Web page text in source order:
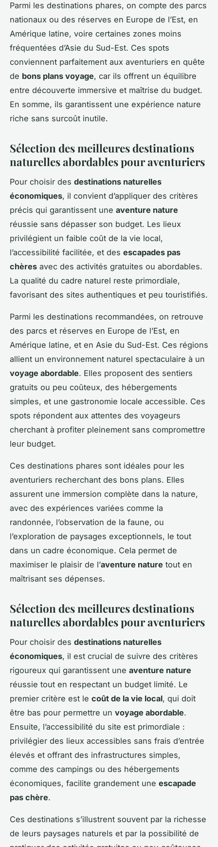
Parmi les destinations phares, on compte des parcs
nationaux ou des réserves en Europe de l’Est, en
Amérique latine, voire certaines zones moins
fréquentées d’Asie du Sud-Est. Ces spots
conviennent parfaitement aux aventuriers en quête
de bons plans voyage, car ils offrent un équilibre
entre découverte immersive et maîtrise du budget.
En somme, ils garantissent une expérience nature
riche sans surcoût inutile.
Sélection des meilleures destinations
naturelles abordables pour aventuriers
Pour choisir des destinations naturelles
économiques, il convient d’appliquer des critères
précis qui garantissent une aventure nature
réussie sans dépasser son budget. Les lieux
privilégient un faible coût de la vie local,
l’accessibilité facilitée, et des escapades pas
chères avec des activités gratuites ou abordables.
La qualité du cadre naturel reste primordiale,
favorisant des sites authentiques et peu touristifiés.
Parmi les destinations recommandées, on retrouve
des parcs et réserves en Europe de l’Est, en
Amérique latine, et en Asie du Sud-Est. Ces régions
allient un environnement naturel spectaculaire à un
voyage abordable. Elles proposent des sentiers
gratuits ou peu coûteux, des hébergements
simples, et une gastronomie locale accessible. Ces
spots répondent aux attentes des voyageurs
cherchant à profiter pleinement sans compromettre
leur budget.
Ces destinations phares sont idéales pour les
aventuriers recherchant des bons plans. Elles
assurent une immersion complète dans la nature,
avec des expériences variées comme la
randonnée, l’observation de la faune, ou
l’exploration de paysages exceptionnels, le tout
dans un cadre économique. Cela permet de
maximiser le plaisir de l’aventure nature tout en
maîtrisant ses dépenses.
Sélection des meilleures destinations
naturelles abordables pour aventuriers
Pour choisir des destinations naturelles
économiques, il est crucial de suivre des critères
rigoureux qui garantissent une aventure nature
réussie tout en respectant un budget limité. Le
premier critère est le coût de la vie local, qui doit
être bas pour permettre un voyage abordable.
Ensuite, l’accessibilité du site est primordiale :
privilégier des lieux accessibles sans frais d’entrée
élevés et offrant des infrastructures simples,
comme des campings ou des hébergements
économiques, facilite grandement une escapade
pas chère.
Ces destinations s’illustrent souvent par la richesse
de leurs paysages naturels et par la possibilité de